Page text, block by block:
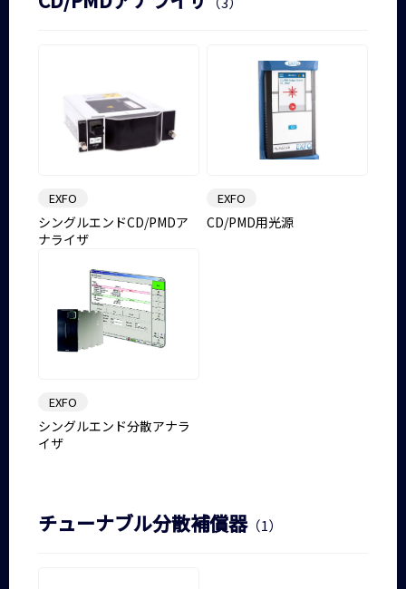
EXFO
シングルエンドCD/PMDア
ナライザ
EXFO
CD/PMD用光源
EXFO
シングルエンド分散アナラ
イザ
チューナブル分散補償器（1）